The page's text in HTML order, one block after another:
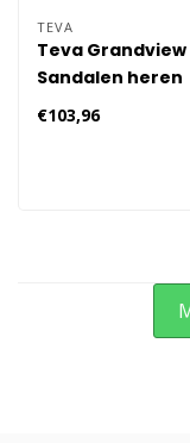
TEVA
Teva Grandview
Sandalen heren
€103,96